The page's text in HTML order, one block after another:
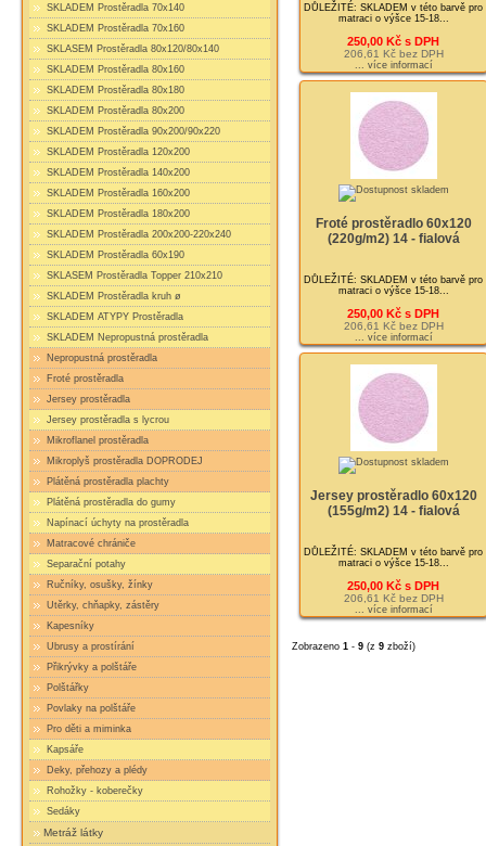
SKLADEM Prostěradla 70x140
SKLADEM Prostěradla 70x160
SKLASEM Prostěradla 80x120/80x140
SKLADEM Prostěradla 80x160
SKLADEM Prostěradla 80x180
SKLADEM Prostěradla 80x200
SKLADEM Prostěradla 90x200/90x220
SKLADEM Prostěradla 120x200
SKLADEM Prostěradla 140x200
SKLADEM Prostěradla 160x200
SKLADEM Prostěradla 180x200
SKLADEM Prostěradla 200x200-220x240
SKLADEM Prostěradla 60x190
SKLASEM Prostěradla Topper 210x210
SKLADEM Prostěradla kruh ø
SKLADEM ATYPY Prostěradla
SKLADEM Nepropustná prostěradla
Nepropustná prostěradla
Froté prostěradla
Jersey prostěradla
Jersey prostěradla s lycrou
Mikroflanel prostěradla
Mikroplyš prostěradla DOPRODEJ
Plátěná prostěradla plachty
Plátěná prostěradla do gumy
Napínací úchyty na prostěradla
Matracové chrániče
Separační potahy
Ručníky, osušky, žínky
Utěrky, chňapky, zástěry
Kapesníky
Ubrusy a prostírání
Přikrývky a polštáře
Polštářky
Povlaky na polštáře
Pro děti a miminka
Kapsáře
Deky, přehozy a plédy
Rohožky - koberečky
Sedáky
Metráž látky
DŮLEŽITÉ: SKLADEM v této barvě pro
matraci o výšce 15-18...
250,00 Kč s DPH
206,61 Kč bez DPH
... více informací
Froté prostěradlo 60x120
(220g/m2) 14 - fialová
DŮLEŽITÉ: SKLADEM v této barvě pro
matraci o výšce 15-18...
250,00 Kč s DPH
206,61 Kč bez DPH
... více informací
Jersey prostěradlo 60x120
(155g/m2) 14 - fialová
DŮLEŽITÉ: SKLADEM v této barvě pro
matraci o výšce 15-18...
250,00 Kč s DPH
206,61 Kč bez DPH
... více informací
Zobrazeno 1 - 9(z 9zboží)